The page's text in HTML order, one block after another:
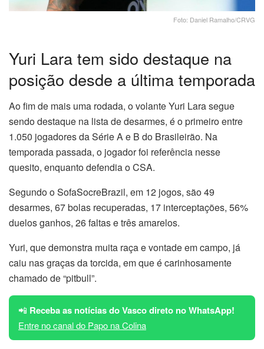
Foto: Daniel Ramalho/CRVG
Yuri Lara tem sido destaque na
posição desde a última temporada
Ao fim de mais uma rodada, o volante Yuri Lara segue
sendo destaque na lista de desarmes, é o primeiro entre
1.050 jogadores da Série A e B do Brasileirão. Na
temporada passada, o jogador foi referência nesse
quesito, enquanto defendia o CSA.
Segundo o SofaSocreBrazil, em 12 jogos, são 49
desarmes, 67 bolas recuperadas, 17 interceptações, 56%
duelos ganhos, 26 faltas e três amarelos.
Yuri, que demonstra muita raça e vontade em campo, já
caiu nas graças da torcida, em que é carinhosamente
chamado de “pitbull”.
📲 Receba as notícias do Vasco direto no WhatsApp!
Entre no canal do Papo na Colina